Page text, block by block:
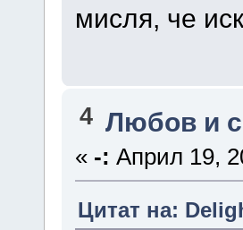
мисля, че
4 Любов и
« -: Април 19,
Цитат на: